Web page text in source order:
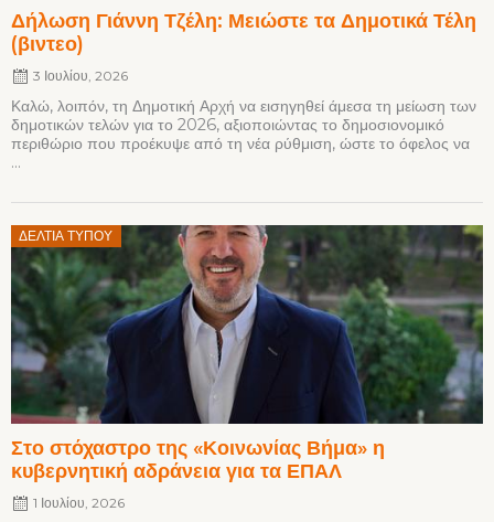
Δήλωση Γιάννη Τζέλη: Μειώστε τα Δημοτικά Τέλη
(βιντεο)
3 Ιουλίου, 2026
Καλώ, λοιπόν, τη Δημοτική Αρχή να εισηγηθεί άμεσα τη μείωση των
δημοτικών τελών για το 2026, αξιοποιώντας το δημοσιονομικό
περιθώριο που προέκυψε από τη νέα ρύθμιση, ώστε το όφελος να
...
ΔΕΛΤΊΑ ΤΎΠΟΥ
Στο στόχαστρο της «Κοινωνίας Βήμα» η
κυβερνητική αδράνεια για τα ΕΠΑΛ
Posted
on
1 Ιουλίου, 2026